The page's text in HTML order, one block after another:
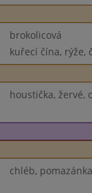
brokolicová
kuřecí čína, rýže,
houstička, žervé,
chléb,